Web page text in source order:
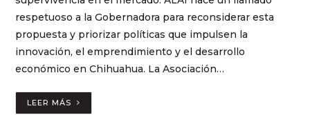
respetuoso a la Gobernadora para reconsiderar esta
propuesta y priorizar políticas que impulsen la
innovación, el emprendimiento y el desarrollo
económico en Chihuahua. La Asociación…
LEER MÁS